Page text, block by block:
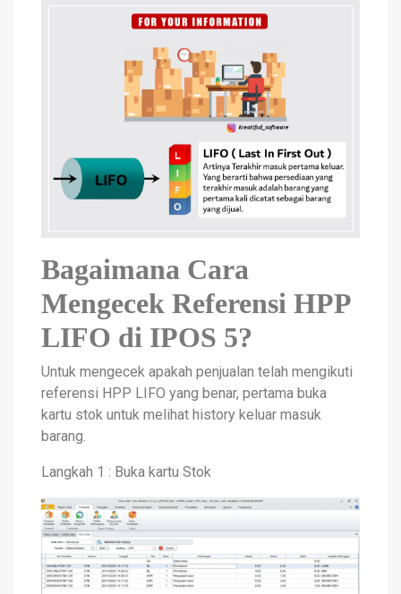
Bagaimana Cara
Mengecek Referensi HPP
LIFO di IPOS 5?
Untuk mengecek apakah penjualan telah mengikuti
referensi HPP LIFO yang benar, pertama buka
kartu stok untuk melihat history keluar masuk
barang.
Langkah 1 : Buka kartu Stok